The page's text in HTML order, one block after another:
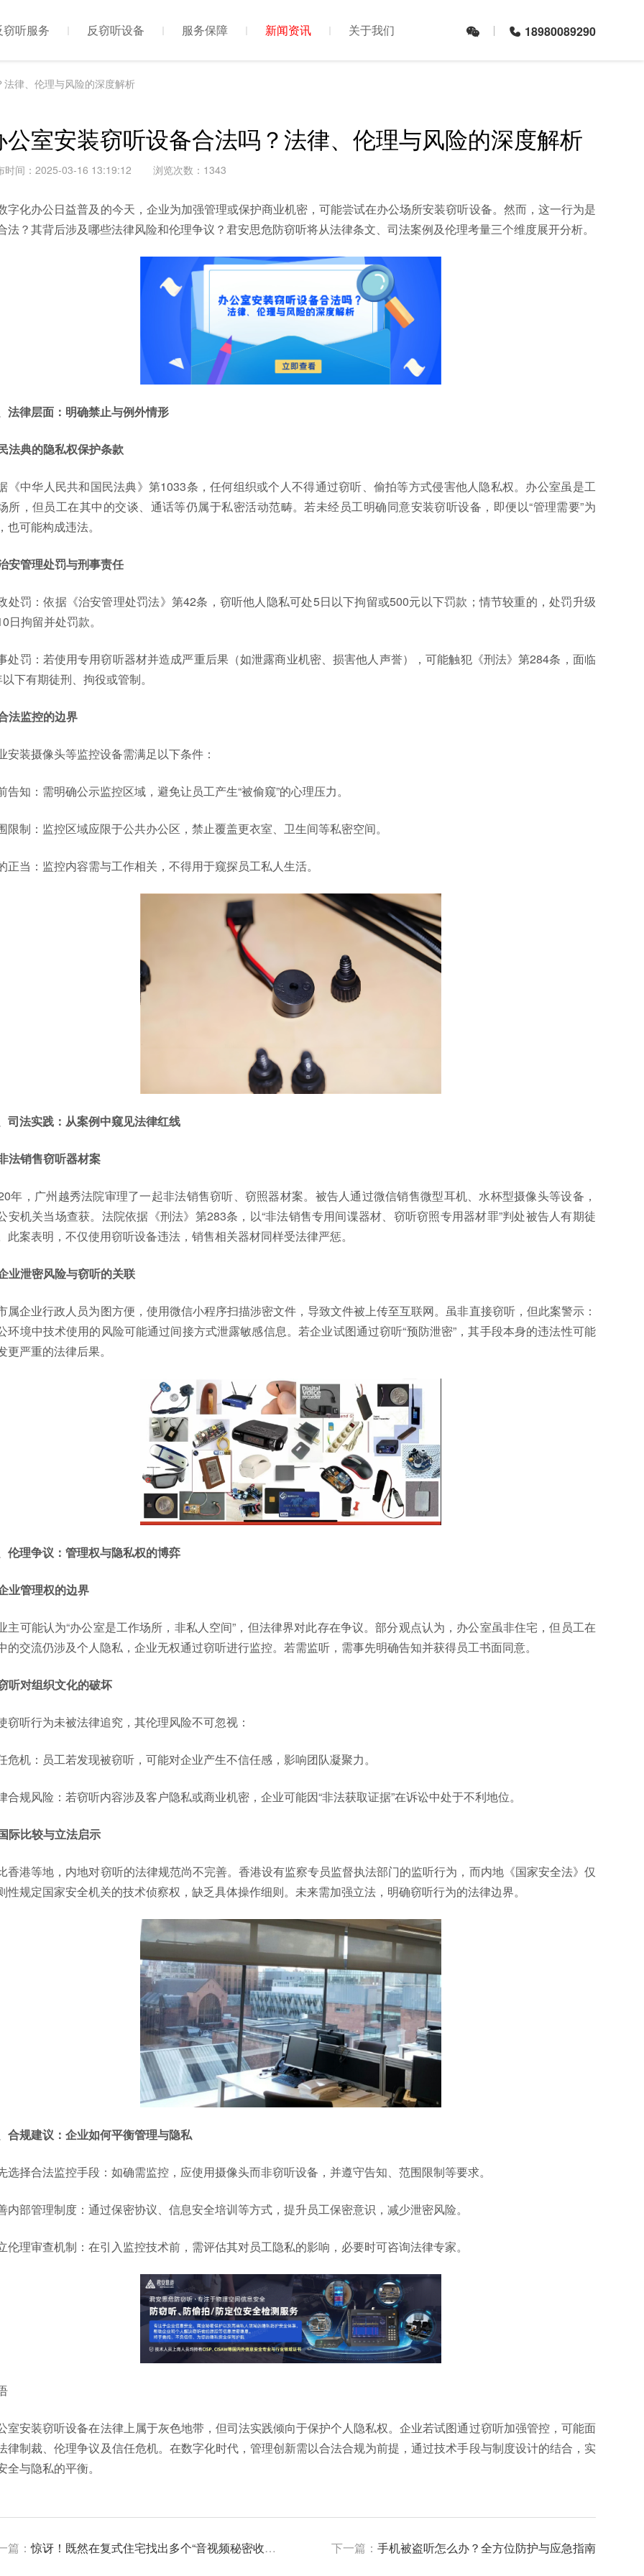
窃听服务 反窃听设备 服务保障 新闻资讯 关于我们 18980089290
律、伦理与风险的深度解析
公室安装窃听设备合法吗？法律、伦理与风险的深度解析
时间：2025-03-16 13:19:12 浏览次数： 1343
字化办公日益普及的今天，企业为加强管理或保护商业机密，可能尝试在办公场所安装窃听设备。然而，这一行为是
法？其背后涉及哪些法律风险和伦理争议？君安思危防窃听将从法律条文、司法案例及伦理考量三个维度展开分析。
法律层面：明确禁止与例外情形
法典的隐私权保护条款
《中华人民共和国民法典》第1033条，任何组织或个人不得通过窃听、偷拍等方式侵害他人隐私权。办公室虽是工
所，但员工在其中的交谈、通话等仍属于私密活动范畴。若未经员工明确同意安装窃听设备，即便以“管理需要”为
也可能构成违法。
安管理处罚与刑事责任
处罚：依据《治安管理处罚法》第42条，窃听他人隐私可处5日以下拘留或500元以下罚款；情节较重的，处罚升级
日拘留并处罚款。
处罚：若使用专用窃听器材并造成严重后果（如泄露商业机密、损害他人声誉），可能触犯《刑法》第284条，面临
下有期徒刑、拘役或管制。
法监控的边界
安装摄像头等监控设备需满足以下条件：
告知：需明确公示监控区域，避免让员工产生“被偷窥”的心理压力。
限制：监控区域应限于公共办公区，禁止覆盖更衣室、卫生间等私密空间。
正当：监控内容需与工作相关，不得用于窥探员工私人生活。
司法实践：从案例中窥见法律红线
法销售窃听器材案
年，广州越秀法院审理了一起非法销售窃听、窃照器材案。被告人通过微信销售微型耳机、水杯型摄像头等设备，
安机关当场查获。法院依据《刑法》第283条，以“非法销售专用间谍器材、窃听窃照专用器材罪”判处被告人有期徒
此案表明，不仅使用窃听设备违法，销售相关器材同样受法律严惩。
业泄密风险与窃听的关联
属企业行政人员为图方便，使用微信小程序扫描涉密文件，导致文件被上传至互联网。虽非直接窃听，但此案警示：
环境中技术使用的风险可能通过间接方式泄露敏感信息。若企业试图通过窃听“预防泄密”，其手段本身的违法性可能
更严重的法律后果。
伦理争议：管理权与隐私权的博弈
业管理权的边界
主可能认为“办公室是工作场所，非私人空间”，但法律界对此存在争议。部分观点认为，办公室虽非住宅，但员工在
的交流仍涉及个人隐私，企业无权通过窃听进行监控。若需监听，需事先明确告知并获得员工书面同意。
听对组织文化的破坏
窃听行为未被法律追究，其伦理风险不可忽视：
危机：员工若发现被窃听，可能对企业产生不信任感，影响团队凝聚力。
合规风险：若窃听内容涉及客户隐私或商业机密，企业可能因“非法获取证据”在诉讼中处于不利地位。
际比较与立法启示
香港等地，内地对窃听的法律规范尚不完善。香港设有监察专员监督执法部门的监听行为，而内地《国家安全法》仅
性规定国家安全机关的技术侦察权，缺乏具体操作细则。未来需加强立法，明确窃听行为的法律边界。
合规建议：企业如何平衡管理与隐私
选择合法监控手段：如确需监控，应使用摄像头而非窃听设备，并遵守告知、范围限制等要求。
内部管理制度：通过保密协议、信息安全培训等方式，提升员工保密意识，减少泄密风险。
伦理审查机制：在引入监控技术前，需评估其对员工隐私的影响，必要时可咨询法律专家。
室安装窃听设备在法律上属于灰色地带，但司法实践倾向于保护个人隐私权。企业若试图通过窃听加强管控，可能面
律制裁、伦理争议及信任危机。在数字化时代，管理创新需以合法合规为前提，通过技术手段与制度设计的结合，实
全与隐私的平衡。
篇：惊讶！既然在复式住宅找出多个“音视频秘密收集”设备 下一篇： 手机被盗听怎么办？全方位防护与应急指南